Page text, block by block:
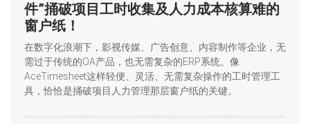
件”捅破项目工时收集及人力成本核算难的
窗户纸！
在数字化浪潮下，影视传媒、广告创意、内容制作等企业，无
需过于传统的OA产品，也无需复杂的ERP系统。像
AceTimesheet这样轻便、灵活、无需复杂操作的工时管理工
具，恰恰是捅破项目人力管理那层窗户纸的关键。